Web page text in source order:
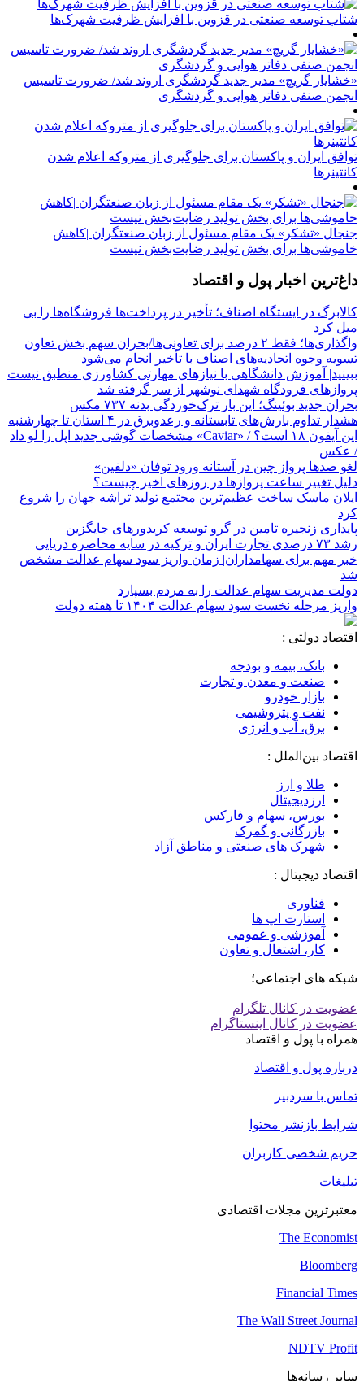
شتاب توسعه صنعتی در قزوین با افزایش ظرفیت شهرک‌ها
«خشایار گریچ» مدیر جدید گردشگری اروند شد/ ضرورت تاسیس
انجمن صنفی دفاتر هوایی و گردشگری
توافق ایران و پاکستان برای جلوگیری از متروکه اعلام شدن
کانتینرها
جنجال «تشکر» یک مقام مسئول از زبان صنعتگران |کاهش
خاموشی‌ها برای بخش تولید رضایت‌بخش نیست
داغ‌ترین اخبار پول و اقتصاد
کالابرگ در ایستگاه اصناف؛ تأخیر در پرداخت‌ها فروشگاه‌ها را بی
میل کرد
واگذاری‌ها؛ فقط ۲ درصد برای تعاونی‌ها/بحران سهم بخش تعاون
تسویه وجوه اتحادیه‌های اصناف با تأخیر انجام می‌شود
ببینید| آموزش دانشگاهی با نیازهای مهارتی کشاورزی منطبق نیست
پروازهای فرودگاه شهدای نوشهر از سر گرفته شد
بحران جدید بوئینگ؛ این بار ترک‌خوردگی بدنه ۷۳۷ مکس
هشدار تداوم بارش‌های تابستانه و رعدوبرق در ۴ استان تا چهارشنبه
این آیفون ۱۸ است؟ / «Caviar» مشخصات گوشی جدید اپل را لو داد
/ عکس
لغو صدها پرواز چین در آستانه ورود توفان «دلفین»
دلیل تغییر ساعت پروازها در روزهای اخیر چیست؟
ایلان ماسک ساخت عظیم‌ترین مجتمع تولید تراشه جهان را شروع
کرد
پایداری زنجیره تامین در گرو توسعه کریدورهای جایگزین
رشد ۷۳ درصدی تجارت ایران و ترکیه در سایه محاصره دریایی
خبر مهم برای سهامداران| زمان واریز سود سهام عدالت مشخص
شد
دولت مدیریت سهام عدالت را به مردم بسپارد
واریز مرحله نخست سود سهام عدالت ۱۴۰۴ تا هفته دولت
اقتصاد دولتی :
بانک، بیمه و بودجه
صنعت و معدن و تجارت
بازار خودرو
نفت و پتروشیمی
برق، آب و انرژی
اقتصاد بین‌الملل :
طلا و ارز
ارزدیجیتال
بورس، سهام و فارکس
بازرگانی و گمرک
شهرک های صنعتی و مناطق آزاد
اقتصاد دیجیتال :
فناوری
استارت اپ ها
آموزشی و عمومی
کار، اشتغال و تعاون
شبکه های اجتماعی؛
عضویت در کانال تلگرام
عضویت در کانال اینستاگرام
همراه با پول و اقتصاد
درباره پول و اقتصاد
تماس با سردبیر
شرایط بازنشر محتوا
حریم شخصی کاربران
تبلیغات
معتبرترین مجلات اقتصادی
The Economist
Bloomberg
Financial Times
The Wall Street Journal
NDTV Profit
سایر رسانه‌ها